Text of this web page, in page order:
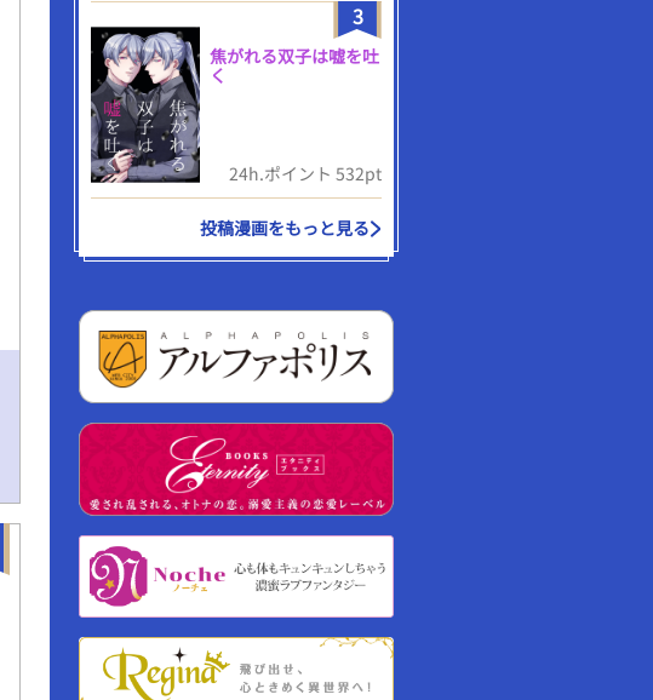
3
焦がれる双子は嘘を吐
く
24h.ポイント 532pt
投稿漫画をもっと見る